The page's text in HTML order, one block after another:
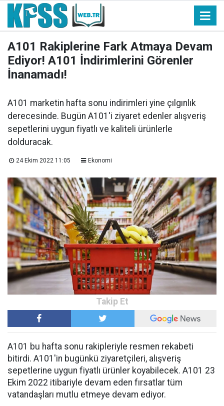
A101 Rakiplerine Fark Atmaya Devam
Ediyor! A101 İndirimlerini Görenler
İnanamadı!
A101 marketin hafta sonu indirimleri yine çılgınlık
derecesinde. Bugün A101'i ziyaret edenler alışveriş
sepetlerini uygun fiyatlı ve kaliteli ürünlerle
dolduracak.
24 Ekim 2022 11:05 Ekonomi
A101 bu hafta sonu rakipleriyle resmen rekabeti
bitirdi. A101'in bugünkü ziyaretçileri, alışveriş
sepetlerine uygun fiyatlı ürünler koyabilecek. A101 23
Ekim 2022 itibariyle devam eden fırsatlar tüm
vatandaşları mutlu etmeye devam ediyor.